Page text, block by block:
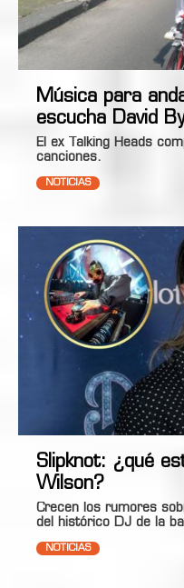
Música para
escucha David
El ex Talking Heads
canciones.
NOTICIAS
Slipknot: ¿qué
Wilson?
Crecen los rumores
del histórico DJ de la
NOTICIAS